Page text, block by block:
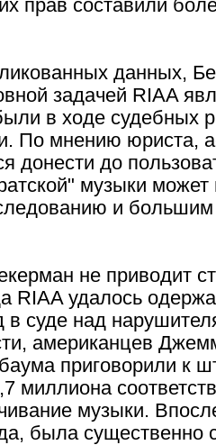
прав составили
данных,
задачей RIAA
в ходе судебных
По мнению юриста,
донести до
музыки может
и
не приводит
RIAA удалось
в суде над
американцев
приговорили к
миллиона
музыки.
была существенно